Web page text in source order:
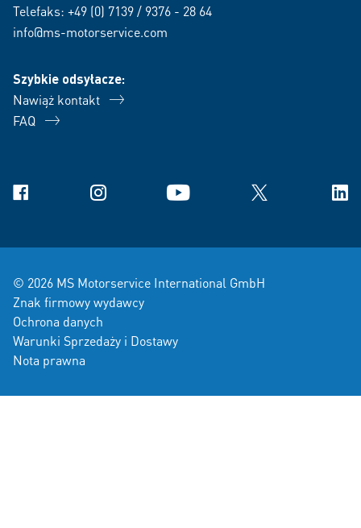
Telefaks: +49 (0) 7139 / 9376 - 28 64
info@ms-motorservice.com
Szybkie odsyłacze:
Nawiąż kontakt
FAQ
Facebook Instagram YouTube X
© 2026 MS Motorservice International GmbH
Znak firmowy wydawcy
Ochrona danych
Warunki Sprzedaży i Dostawy
Nota prawna